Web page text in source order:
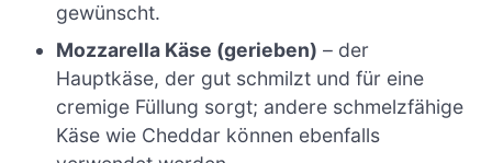
gewünscht.
Mozzarella Käse (gerieben) – der
Hauptkäse, der gut schmilzt und für eine
cremige Füllung sorgt; andere schmelzfähige
Käse wie Cheddar können ebenfalls